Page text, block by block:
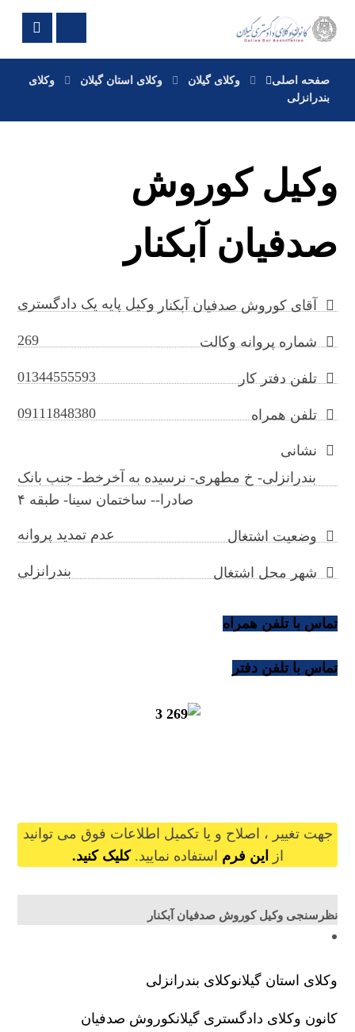
صفحه اصلی وکلای گیلان وکلای استان گیلان
وکلای
بندرانزلی
وکیل کوروش
صدفیان آبکنار
آقای کوروش صدفیان آبکنار وکیل پایه یک دادگستری
شماره پروانه وکالت 269
تلفن دفتر کار 01344555593
تلفن همراه 09111848380
نشانی
بندرانزلی- خ مطهری- نرسیده به آخرخط- جنب بانک
صادرا-- ساختمان سینا- طبقه ۴
وضعیت اشتغال عدم تمدید پروانه
شهر محل اشتغال بندرانزلی
تماس با تلفن همراه
تماس با تلفن دفتر
جهت تغییر ، اصلاح و یا تکمیل اطلاعات فوق می توانید
از
این فرم استفاده نمایید. کلیک کنید.
نظرسنجی وکیل کوروش صدفیان آبکنار
وکلای استان گیلانوکلای بندرانزلی
کانون وکلای دادگستری گیلانکوروش صدفیان